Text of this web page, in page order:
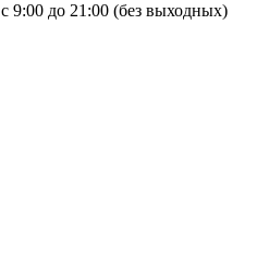
с 9:00 до 21:00 (без выходных)